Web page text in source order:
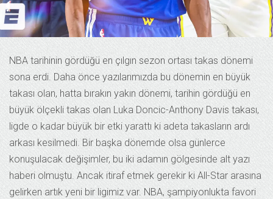
NBA tarihinin gördüğü en çılgın sezon ortası takas dönemi
sona erdi. Daha önce yazılarımızda bu dönemin en büyük
takası olan, hatta bırakın yakın dönemi, tarihin gördüğü en
büyük ölçekli takas olan Luka Doncic-Anthony Davis takası,
ligde o kadar büyük bir etki yarattı ki adeta takasların ardı
arkası kesilmedi. Bir başka dönemde olsa günlerce
konuşulacak değişimler, bu iki adamın gölgesinde alt yazı
haberi olmuştu. Ancak itiraf etmek gerekir ki All-Star arasına
gelirken artık yeni bir ligimiz var. NBA, şampiyonlukta favori